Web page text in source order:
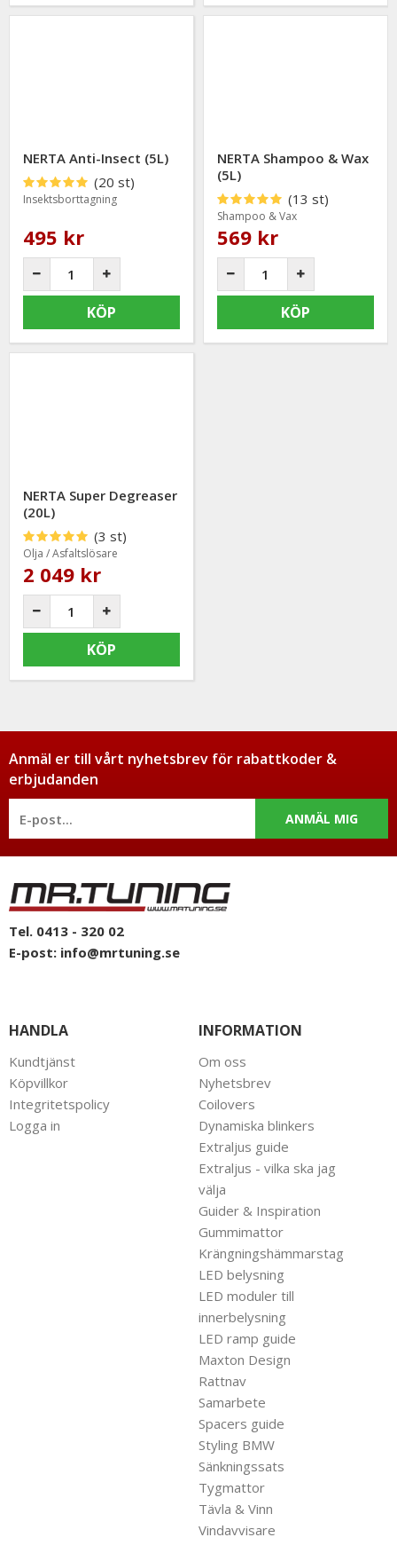
NERTA Anti-Insect (5L)
(20 st)
Insektsborttagning
495 kr
KÖP
NERTA Shampoo & Wax
(5L)
(13 st)
Shampoo & Vax
569 kr
KÖP
NERTA Super Degreaser
(20L)
(3 st)
Olja / Asfaltslösare
2 049 kr
KÖP
Anmäl er till vårt nyhetsbrev för rabattkoder &
erbjudanden
ANMÄL MIG
Tel. 0413 - 320 02
E-post: info@mrtuning.se
HANDLA
Kundtjänst
Köpvillkor
Integritetspolicy
Logga in
INFORMATION
Om oss
Nyhetsbrev
Coilovers
Dynamiska blinkers
Extraljus guide
Extraljus - vilka ska jag
välja
Guider & Inspiration
Gummimattor
Krängningshämmarstag
LED belysning
LED moduler till
innerbelysning
LED ramp guide
Maxton Design
Rattnav
Samarbete
Spacers guide
Styling BMW
Sänkningssats
Tygmattor
Tävla & Vinn
Vindavvisare